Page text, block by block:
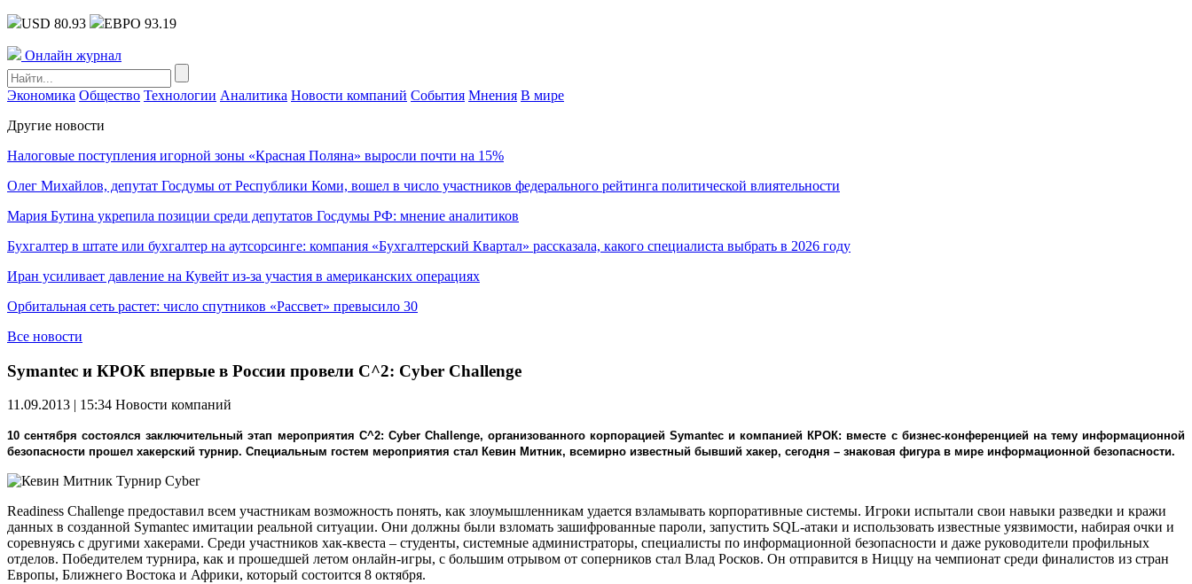
USD 80.93 ЕВРО 93.19
Онлайн журнал
Экономика Общество Технологии Аналитика Новости компаний События Мнения В мире
Другие новости
Налоговые поступления игорной зоны «Красная Поляна» выросли почти на 15%
Олег Михайлов, депутат Госдумы от Республики Коми, вошел в число участников федерального рейтинга политической влиятельности
Мария Бутина укрепила позиции среди депутатов Госдумы РФ: мнение аналитиков
Бухгалтер в штате или бухгалтер на аутсорсинге: компания «Бухгалтерский Квартал» рассказала, какого специалиста выбрать в 2026 году
Иран усиливает давление на Кувейт из-за участия в американских операциях
Орбитальная сеть растет: число спутников «Рассвет» превысило 30
Все новости
Symantec и КРОК впервые в России провели C^2: Cyber Challenge
11.09.2013 | 15:34 Новости компаний
10 сентября состоялся заключительный этап мероприятия C^2: Cyber Challenge, организованного корпорацией Symantec и компанией КРОК: вместе с бизнес-конференцией на тему информационной
безопасности прошел хакерский турнир. Специальным гостем мероприятия стал Кевин Митник, всемирно известный бывший хакер, сегодня – знаковая фигура в мире информационной безопасности.
Турнир Cyber
Readiness Challenge предоставил всем участникам возможность понять, как злоумышленникам удается взламывать корпоративные системы. Игроки испытали свои навыки разведки и кражи
данных в созданной Symantec имитации реальной ситуации. Они должны были взломать зашифрованные пароли, запустить SQL-атаки и использовать известные уязвимости, набирая очки и
соревнуясь с другими хакерами. Среди участников хак-квеста – студенты, системные администраторы, специалисты по информационной безопасности и даже руководители профильных
отделов. Победителем турнира, как и прошедшей летом онлайн-игры, с большим отрывом от соперников стал Влад Росков. Он отправится в Ниццу на чемпионат среди финалистов из стран
Европы, Ближнего Востока и Африки, который состоится 8 октября.